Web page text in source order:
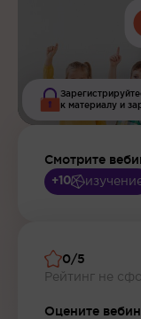
к материалу и
Смотрите
+10
0/5
Рейтинг не
Оцените